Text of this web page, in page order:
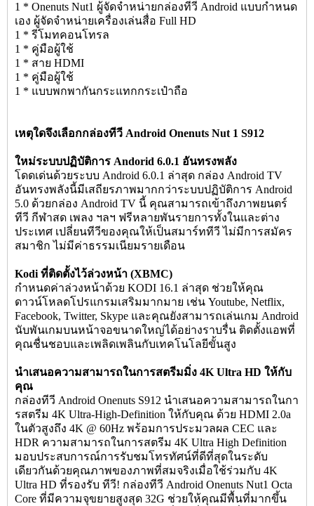
1 * Onenuts Nut1 ผู้จัดจำหน่ายกล่องทีวี Android แบบกำหนด
เอง ผู้จัดจำหน่ายเครื่องเล่นสื่อ Full HD
1 * รีโมทคอนโทรล
1 * คู่มือผู้ใช้
1 * สาย HDMI
1 * คู่มือผู้ใช้
1 * แบบพกพากันกระแทกกระเป๋าถือ
เหตุใดจึงเลือกกล่องทีวี Android Onenuts Nut 1 S912
ใหม่ระบบปฏิบัติการ Andorid 6.0.1 อันทรงพลัง
โดดเด่นด้วยระบบ Android 6.0.1 ล่าสุด กล่อง Android TV
อันทรงพลังนี้มีเสถียรภาพมากกว่าระบบปฏิบัติการ Android
5.0 ด้วยกล่อง Android TV นี้ คุณสามารถเข้าถึงภาพยนตร์
ทีวี กีฬาสด เพลง ฯลฯ ฟรีหลายพันรายการทั้งในและต่าง
ประเทศ เปลี่ยนทีวีของคุณให้เป็นสมาร์ททีวี ไม่มีการสมัคร
สมาชิก ไม่มีค่าธรรมเนียมรายเดือน
Kodi ที่ติดตั้งไว้ล่วงหน้า (XBMC)
กำหนดค่าล่วงหน้าด้วย KODI 16.1 ล่าสุด ช่วยให้คุณ
ดาวน์โหลดโปรแกรมเสริมมากมาย เช่น Youtube, Netflix,
Facebook, Twitter, Skype และคุณยังสามารถเล่นเกม Android
นับพันเกมบนหน้าจอขนาดใหญ่ได้อย่างราบรื่น ติดตั้งแอพที่
คุณชื่นชอบและเพลิดเพลินกับเทคโนโลยีขั้นสูง
นำเสนอความสามารถในการสตรีมมิ่ง 4K Ultra HD ให้กับ
คุณ
กล่องทีวี Android Onenuts S912 นำเสนอความสามารถในกา
รสตรีม 4K Ultra-High-Definition ให้กับคุณ ด้วย HDMI 2.0a
ในตัวสูงถึง 4K @ 60Hz พร้อมการประมวลผล CEC และ
HDR ความสามารถในการสตรีม 4K Ultra High Definition
มอบประสบการณ์การรับชมโทรทัศน์ที่ดีที่สุดในระดับ
เดียวกันด้วยคุณภาพของภาพที่สมจริงเมื่อใช้ร่วมกับ 4K
Ultra HD ที่รองรับ ทีวี! กล่องทีวี Android Onenuts Nut1 Octa
Core ที่มีความจุขยายสูงสุด 32G ช่วยให้คุณมีพื้นที่มากขึ้น